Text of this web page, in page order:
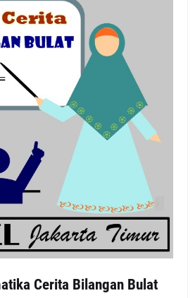
Cerita Bilangan Bulat